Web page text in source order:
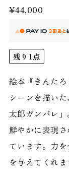
¥44,000
残り1点
絵本『きんた
シーンを描い
太郎ガンバレ
鮮やかに表現
ています。力
を与えてくれま